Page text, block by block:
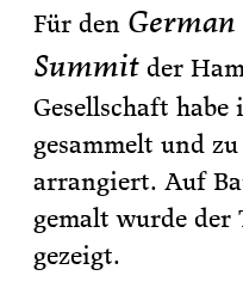
Für den
Summit der
Gesellschaft habe
gesammelt und
arrangiert. Auf
gemalt wurde
gezeigt.